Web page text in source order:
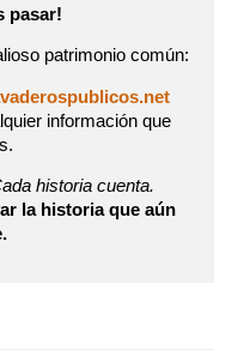
pasar!
patrimonio común:
información que
historia cuenta.
la historia que aún